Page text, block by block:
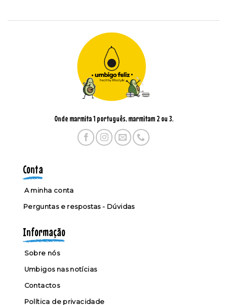
Onde marmita 1 português, marmitam 2 ou 3.
Conta
A minha conta
Perguntas e respostas - Dúvidas
Informação
Sobre nós
Umbigos nas notícias
Contactos
Política de privacidade